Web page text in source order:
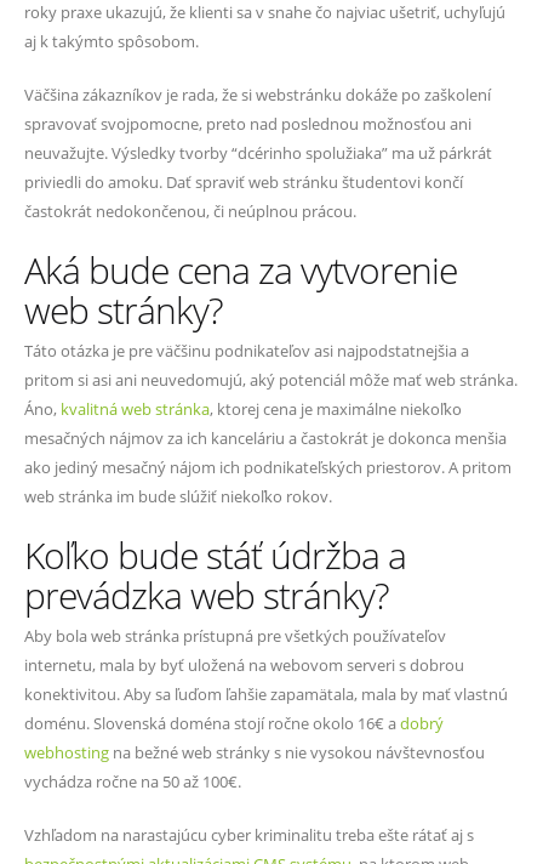
roky praxe ukazujú, že klienti sa v snahe čo najviac ušetriť, uchyľujú
aj k takýmto spôsobom.
Väčšina zákazníkov je rada, že si webstránku dokáže po zaškolení
spravovať svojpomocne, preto nad poslednou možnosťou ani
neuvažujte. Výsledky tvorby “dcérinho spolužiaka” ma už párkrát
priviedli do amoku. Dať spraviť web stránku študentovi končí
častokrát nedokončenou, či neúplnou prácou.
Aká bude cena za vytvorenie
web stránky?
Táto otázka je pre väčšinu podnikateľov asi najpodstatnejšia a
pritom si asi ani neuvedomujú, aký potenciál môže mať web stránka.
Áno, kvalitná web stránka, ktorej cena je maximálne niekoľko
mesačných nájmov za ich kanceláriu a častokrát je dokonca menšia
ako jediný mesačný nájom ich podnikateľských priestorov. A pritom
web stránka im bude slúžiť niekoľko rokov.
Koľko bude stáť údržba a
prevádzka web stránky?
Aby bola web stránka prístupná pre všetkých používateľov
internetu, mala by byť uložená na webovom serveri s dobrou
konektivitou. Aby sa ľuďom ľahšie zapamätala, mala by mať vlastnú
doménu. Slovenská doména stojí ročne okolo 16€ adobrý
webhosting na bežné web stránky s nie vysokou návštevnosťou
vychádza ročne na 50 až 100€.
Vzhľadom na narastajúcu cyber kriminalitu treba ešte rátať aj s